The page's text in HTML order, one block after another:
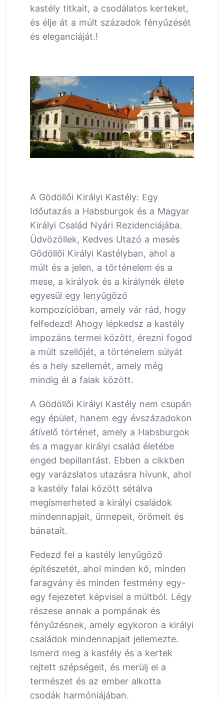
kastély titkait, a csodálatos kerteket,
és élje át a múlt századok fényűzését
és eleganciáját.!
A Gödöllői Királyi Kastély: Egy
Időutazás a Habsburgok és a Magyar
Királyi Család Nyári Rezidenciájába.
Üdvözöllek, Kedves Utazó a mesés
Gödöllői Királyi Kastélyban, ahol a
múlt és a jelen, a történelem és a
mese, a királyok és a királynék élete
egyesül egy lenyűgöző
kompozícióban, amely vár rád, hogy
felfedezd! Ahogy lépkedsz a kastély
impozáns termei között, érezni fogod
a múlt szellőjét, a történelem súlyát
és a hely szellemét, amely még
mindig él a falak között.
A Gödöllői Királyi Kastély nem csupán
egy épület, hanem egy évszázadokon
átívelő történet, amely a Habsburgok
és a magyar királyi család életébe
enged bepillantást. Ebben a cikkben
egy varázslatos utazásra hívunk, ahol
a kastély falai között sétálva
megismerheted a királyi családok
mindennapjait, ünnepeit, örömeit és
bánatait.
Fedezd fel a kastély lenyűgöző
építészetét, ahol minden kő, minden
faragvány és minden festmény egy-
egy fejezetet képvisel a múltból. Légy
részese annak a pompának és
fényűzésnek, amely egykoron a királyi
családok mindennapjait jellemezte.
Ismerd meg a kastély és a kertek
rejtett szépségeit, és merülj el a
természet és az ember alkotta
csodák harmóniájában.